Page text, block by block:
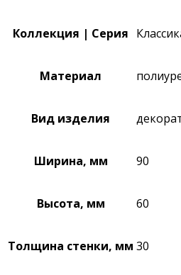
Коллекция | Серия
Материал
Вид изделия
Ширина, мм 90
Высота, мм 60
Толщина стенки, мм 30